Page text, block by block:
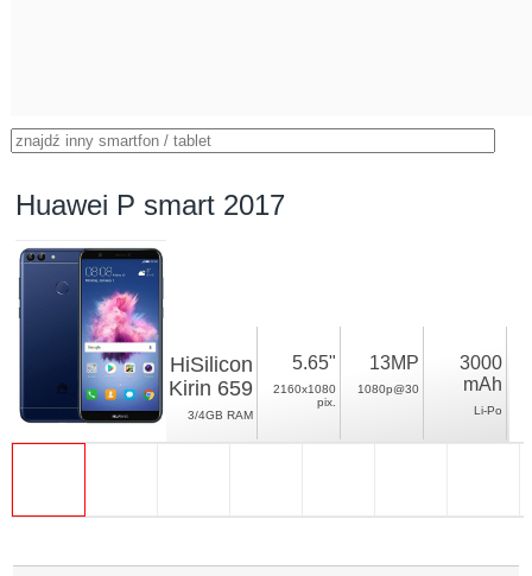
Huawei P smart 2017
HiSilicon
Kirin 659
3/4GB RAM
5.65"
2160x1080
pix.
13MP
1080p@30
3000
mAh
Li-Po